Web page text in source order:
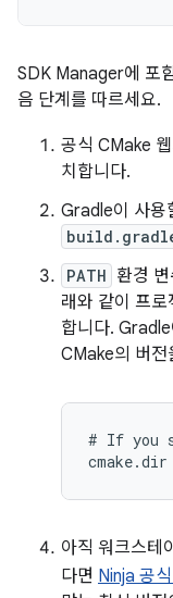
SDK Manager에 포
음 단계를 따르세요.
공식 CMake
치합니다.
Gradle이 사용
PATH 환경
래와 같이 프로
합니다. Gradle
CMake의 버전
# If you
아직 워크스테
다면 Ninja 공